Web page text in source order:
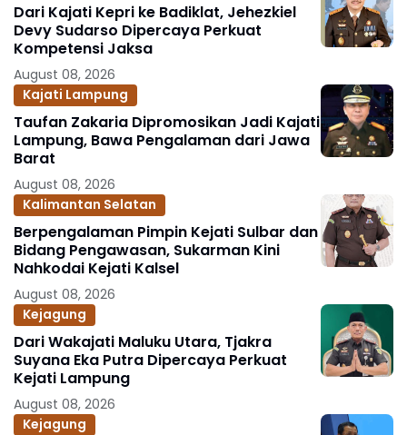
Dari Kajati Kepri ke Badiklat, Jehezkiel
Devy Sudarso Dipercaya Perkuat
Kompetensi Jaksa
August 08, 2026
Kajati Lampung
Taufan Zakaria Dipromosikan Jadi Kajati
Lampung, Bawa Pengalaman dari Jawa
Barat
August 08, 2026
Kalimantan Selatan
Berpengalaman Pimpin Kejati Sulbar dan
Bidang Pengawasan, Sukarman Kini
Nahkodai Kejati Kalsel
August 08, 2026
Kejagung
Dari Wakajati Maluku Utara, Tjakra
Suyana Eka Putra Dipercaya Perkuat
Kejati Lampung
August 08, 2026
Kejagung